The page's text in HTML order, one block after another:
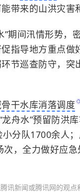
带来的山洪灾害
期间汛情形势，
指导地方重点做
节巡查防守，突
骨干水库消落调度
舟水”预留防洪
分队1700余人
，全力做好应急
讯新闻或腾讯网的观点